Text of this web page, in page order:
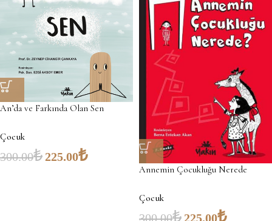
An’da ve Farkında Olan Sen
Çocuk
300.00₺225.00₺
Annemin Çocukluğu Nerede
Çocuk
300.00₺225.00₺